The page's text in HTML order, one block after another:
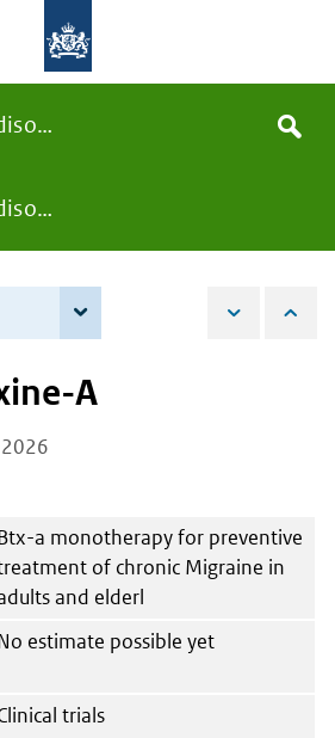
the
Search
A
a monotherapy for preventive
of chronic Migraine in
and elderl
estimate possible yet
trials